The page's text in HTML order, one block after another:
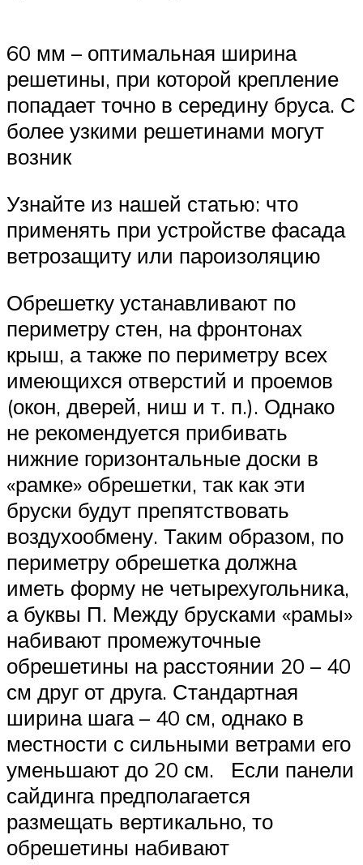
60 мм – оптимальная ширина
решетины, при которой крепление
попадает точно в середину бруса. С
более узкими решетинами могут
возник
Узнайте из нашей статью: что
применять при устройстве фасада
ветрозащиту или пароизоляцию
Обрешетку устанавливают по
периметру стен, на фронтонах
крыш, а также по периметру всех
имеющихся отверстий и проемов
(окон, дверей, ниш и т. п.). Однако
не рекомендуется прибивать
нижние горизонтальные доски в
«рамке» обрешетки, так как эти
бруски будут препятствовать
воздухообмену. Таким образом, по
периметру обрешетка должна
иметь форму не четырехугольника,
а буквы П. Между брусками «рамы»
набивают промежуточные
обрешетины на расстоянии 20 – 40
см друг от друга. Стандартная
ширина шага – 40 см, однако в
местности с сильными ветрами его
уменьшают до 20 см. Если панели
сайдинга предполагается
размещать вертикально, то
обрешетины набивают